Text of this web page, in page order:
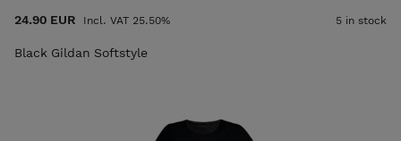
24.90 EUR Incl. VAT 25.50% 5 in stock
Black Gildan Softstyle